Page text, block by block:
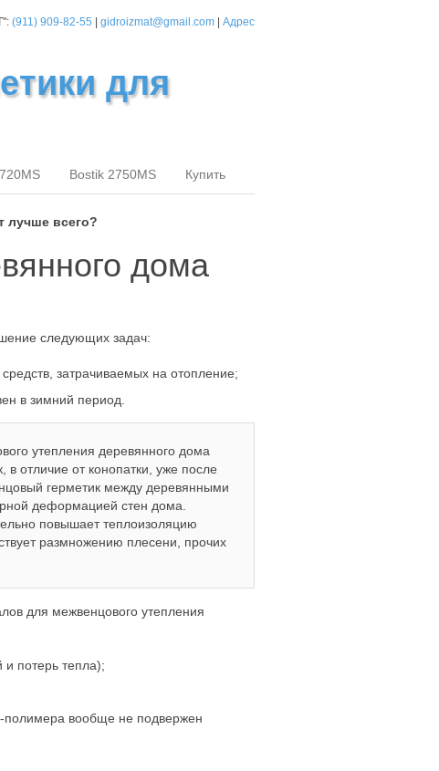
(911) 909-82-55 gidroizmat@gmail.com Адрес
для
Bostik 2750MS Купить
лучше всего?
дома
следующих задач:
затрачиваемых на отопление;
в зимний период.
утепления деревянного дома
отличие от конопатки, уже после
герметик между деревянными
деформацией стен дома.
повышает теплоизоляцию
размножению плесени, прочих
для межвенцового утепления
и потерь тепла);
полимера вообще не подвержен